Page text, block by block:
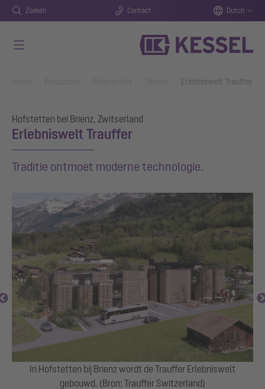
Zoeken Contact Dutch
Erlebniswelt Trauffer
Hofstetten bei Brienz, Zwitserland
Erlebniswelt Trauffer
Traditie ontmoet moderne technologie.
In Hofstetten bij Brienz wordt de Trauffer Erlebniswelt
gebouwd. (Bron: Trauffer Switzerland)